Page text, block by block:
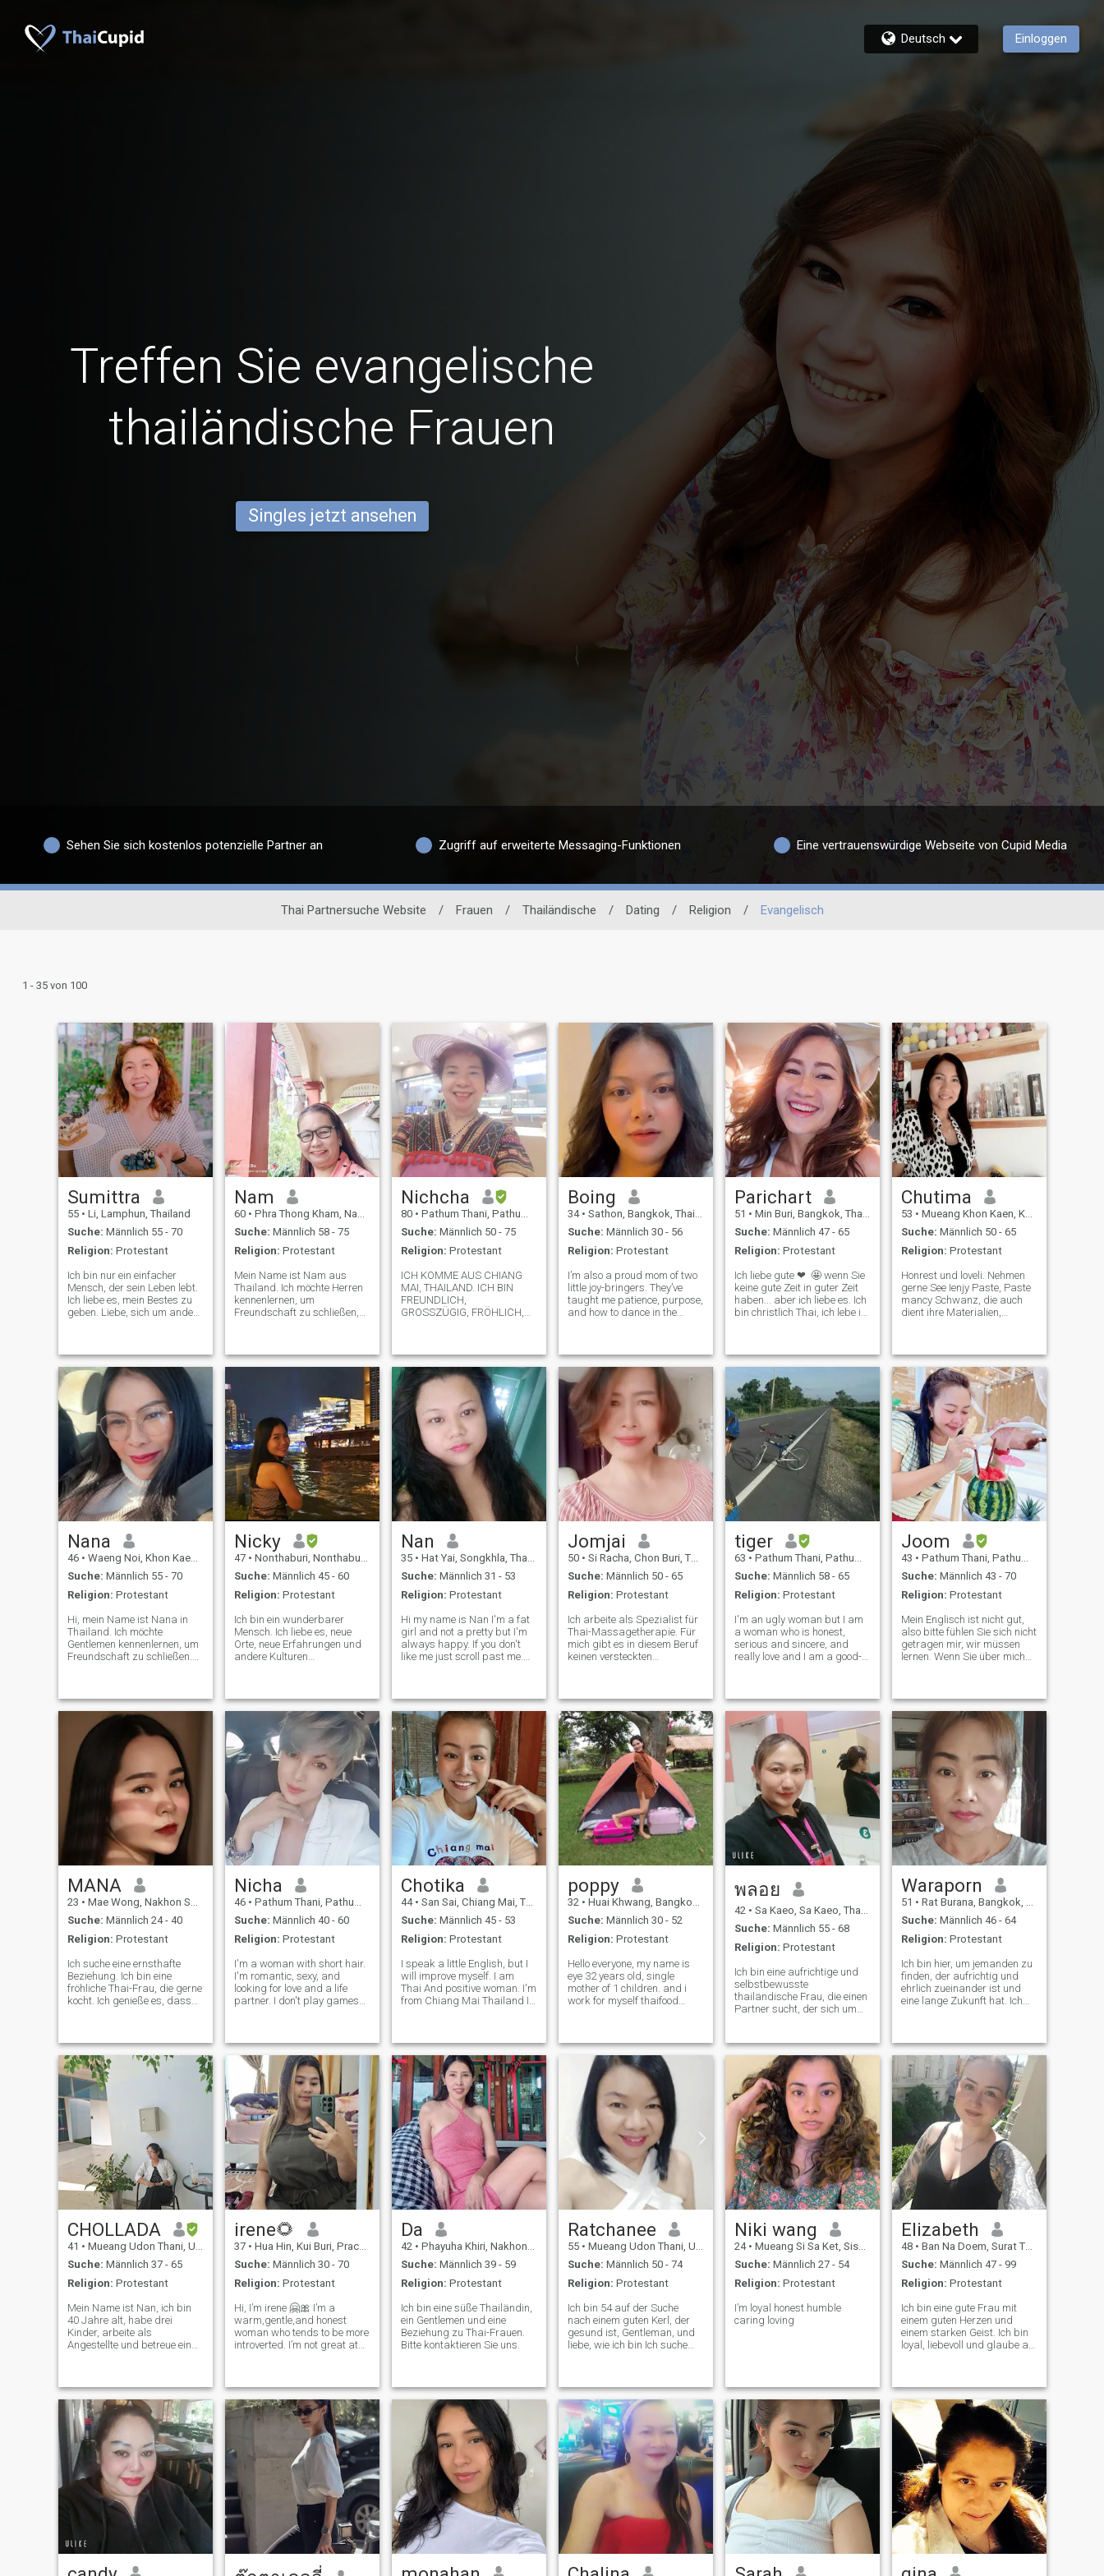
Deutsch Einloggen
Treffen Sie evangelische
thailändische Frauen
Singles jetzt ansehen
Sehen Sie sich kostenlos potenzielle Partner an Zugriff auf erweiterte Messaging-Funktionen Eine vertrauenswürdige Webseite von Cupid Media
Thai Partnersuche Website / Frauen / Thailändische / Dating / Religion / Evangelisch
1 - 35 von 100
Sumittra
55 • Li, Lamphun, Thailand
Suche: Männlich 55 - 70
Religion: Protestant
Ich bin nur ein einfacher
Mensch, der sein Leben lebt.
Ich liebe es, mein Bestes zu
geben. Liebe, sich um andere
liebt es, in der Natur zu
wandern, zu lesen, zu
kochen, Gartenarbeit zu
machen, Filme, Musik, Kunst
und Handwerk zu machen.
Nam
60 • Phra Thong Kham, Nakhon Ratchasima, Thailand
Suche: Männlich 58 - 75
Religion: Protestant
Mein Name ist Nam aus
Thailand. Ich möchte Herren
kennenlernen, um
Freundschaft zu schließen,
thailändische Frau, die süß,
sanft und verständnisvoll ist.
Nichcha
80 • Pathum Thani, Pathum Thani, Thailand
Suche: Männlich 50 - 75
Religion: Protestant
ICH KOMME AUS CHIANG
MAI, THAILAND. ICH BIN
FREUNDLICH,
GROSSZÜGIG, FRÖHLICH,
MENSCH UND ICH SEHEN
JÜNGER AUS ALS MEIN
RICHTIGES ALTER. ICH
LEHRE GERN, SINGE UND
TANZTE UND FREUE MICH,
MIT DIR ZUSAMMEN ZU
SEIN. ICH LÄCHLE IMMER.
Boing
34 • Sathon, Bangkok, Thailand
Suche: Männlich 30 - 56
Religion: Protestant
I’m also a proud mom of two
little joy-bringers. They’ve
taught me patience, purpose,
and how to dance in the
commitment, loves from the
inside out, and knows that
real connection sta
Parichart
51 • Min Buri, Bangkok, Thailand
Suche: Männlich 47 - 65
Religion: Protestant
Ich liebe gute ❤ ️ 🤩 wenn Sie
keine gute Zeit in guter Zeit
haben... aber ich liebe es. Ich
bin christlich Thai, ich lebe in
gebildet und liebe, einfach
und einfach und geehrt. ❤ ️,
bitte lass mir eine Schlange,
wir gehen zusammen zur
Kirche, Gott liebt dich, wie ich
dich liebe.
Chutima
53 • Mueang Khon Kaen, Khon Kaen, Thailand
Suche: Männlich 50 - 65
Religion: Protestant
Honrest und loveli. Nehmen
gerne See Ienjy Paste, Paste
mancy Schwanz, die auch
dient ihre Materialien,
spendet. Ich enjorotic Musik
und ich mancy i manac i
mantimanac i Jäger, Angeln,
Einkaufen.
Nana
46 • Waeng Noi, Khon Kaen, Thailand
Suche: Männlich 55 - 70
Religion: Protestant
Hi, mein Name ist Nana in
Thailand. Ich möchte
Gentlemen kennenlernen, um
Freundschaft zu schließen.
thailändische Frau, die süß,
sanft und verständnisvoll ist.
Wenn du daran interessiert
bist, mich kennenzulernen
und eine Beziehung mit einer
fürsorglichen thailändischen
Frau zu entwickeln. Bitte
fühlen Sie sich frei zu
kontaktieren. Ich danke
Ihnen.
Nicky
47 • Nonthaburi, Nonthaburi, Thailand
Suche: Männlich 45 - 60
Religion: Protestant
Ich bin ein wunderbarer
Mensch. Ich liebe es, neue
Orte, neue Erfahrungen und
andere Kulturen
unterwegs, Reise, Musik höre
und Zeit mit meinem Freund
und meiner Familie.
Nan
35 • Hat Yai, Songkhla, Thailand
Suche: Männlich 31 - 53
Religion: Protestant
Hi my name is Nan I'm a fat
girl and not a pretty but I'm
always happy. If you don't
like me just scroll past me.
other, and be mature. I don't
care if you're rich or poor
Jomjai
50 • Si Racha, Chon Buri, Thailand
Suche: Männlich 50 - 65
Religion: Protestant
Ich arbeite als Spezialist für
Thai-Massagetherapie. Für
mich gibt es in diesem Beruf
keinen versteckten
und geehrt in meiner
Karriere, indem ich diesen
Beruf zur Behandlung und
Beratung von Patienten
nutze. So sehr ändert sich
meine Persönlichkeit und
mein Charakter je nach
Person, der ich begegne.
Vielen Dank, dass Sie mein
Profil besucht und meine
Nachrichten gelesen haben.
tiger
63 • Pathum Thani, Pathum Thani, Thailand
Suche: Männlich 58 - 65
Religion: Protestant
I'm an ugly woman but I am
a woman who is honest,
serious and sincere, and
really love and I am a good-
my lover in a natural
atmosphere. and i am
christian
Joom
43 • Pathum Thani, Pathum Thani, Thailand
Suche: Männlich 43 - 70
Religion: Protestant
Mein Englisch ist nicht gut,
also bitte fühlen Sie sich nicht
getragen mir, wir müssen
lernen. Wenn Sie über mich
Glücksspiel aber ich habe
Vertrauen und Gürtel, die
wahre Liebe ist Ich Gürtel
und kann mich über meinen
Rücken finden Suhate hier,
aber jeder Weg auf der
Landing-Website zu sein
und neue Menschen meine
Erfahrungen zu teilen und
gemeinsam ist, dass meiner
eigenen Erfahrungen Wissen
Sie ? Profil und Maximierung,
um mich besser
kennenzulernen Fühlen Sie
sich frei, mir eine Nachricht
zu senden, die ich answeer
bitte und ich freue mich, bald
mit Ihnen zu sprechen.
MANA
23 • Mae Wong, Nakhon Sawan, Thailand
Suche: Männlich 24 - 40
Religion: Protestant
Ich suche eine ernsthafte
Beziehung. Ich bin eine
fröhliche Thai-Frau, die gerne
kocht. Ich genieße es, dass
in einer Beziehung. Ich suche
einen ernsthaften Partner,
der Liebe, Vertrauen und ein
wenig Romantik im Alltag
schätzt.
Nicha
46 • Pathum Thani, Pathum Thani, Thailand
Suche: Männlich 40 - 60
Religion: Protestant
I'm a woman with short hair.
I'm romantic, sexy, and
looking for love and a life
partner. I don't play games
Chotika
44 • San Sai, Chiang Mai, Thailand
Suche: Männlich 45 - 53
Religion: Protestant
I speak a little English, but I
will improve myself. I am
Thai And positive woman. I'm
from Chiang Mai Thailand I
I am clear, cheerful, bright,
funny, like to take pict
poppy
32 • Huai Khwang, Bangkok, Thailand
Suche: Männlich 30 - 52
Religion: Protestant
Hello everyone, my name is
eye 32 years old, single
mother of 1 children. and i
work for myself thaifood
a loyal woman, not a
playboy, a good housewife. If
any m
พลอย
42 • Sa Kaeo, Sa Kaeo, Thailand
Suche: Männlich 55 - 68
Religion: Protestant
Ich bin eine aufrichtige und
selbstbewusste
thailändische Frau, die einen
Partner sucht, der sich um
Hauptaufgabe eines
Mannes ist, den Menschen
zu unterstützen, die er liebt.
Waraporn
51 • Rat Burana, Bangkok, Thailand
Suche: Männlich 46 - 64
Religion: Protestant
Ich bin hier, um jemanden zu
finden, der aufrichtig und
ehrlich zueinander ist und
eine lange Zukunft hat. Ich
glaube, es gibt immer noch
einige Leute. Ich rede nicht
gern über Sex, und danke,
manche Leute lesen meine
Nachrichten.
CHOLLADA
41 • Mueang Udon Thani, Udon Thani, Thailand
Suche: Männlich 37 - 65
Religion: Protestant
Mein Name ist Nan, ich bin
40 Jahre alt, habe drei
Kinder, arbeite als
Angestellte und betreue ein
möchte, und es gibt nichts
Schlechtes. Ich will nicht
schlafen oder mir sagen,
was ich falsch gemacht
habe.
irene🌻
37 • Hua Hin, Kui Buri, Prachuap Khiri Khan, Thailand
Suche: Männlich 30 - 70
Religion: Protestant
Hi, I’m irene 🤗🎀 I’m a
warm,gentle,and honest
woman who tends to be more
introverted. I’m not great at
communicate with care.🤝
My English is very basic. 🥹
That’s why patienc
Da
42 • Phayuha Khiri, Nakhon Sawan, Thailand
Suche: Männlich 39 - 59
Religion: Protestant
Ich bin eine süße Thailändin,
ein Gentlemen und eine
Beziehung zu Thai-Frauen.
Bitte kontaktieren Sie uns.
Ratchanee
55 • Mueang Udon Thani, Udon Thani, Thailand
Suche: Männlich 50 - 74
Religion: Protestant
Ich bin 54 auf der Suche
nach einem guten Kerl, der
gesund ist, Gentleman, und
liebe, wie ich bin Ich suche
kein Spieler. Ich trinke,
rauche nicht und spiele kein
Glücksspiel. Ich bin einfach
ein einfacher Mensch, der
allen Menschen hilft,
humaner, milder,
Barmherzigkeit gegenüber
Menschen und Tieren. Ich
suche nicht nach einem
Mann, der mit mir am
meisten zusammen ist. Ich
bin so glücklich, Comics zu
lesen, weshalb ich einen
guten Sinn für Humor habe.
Ich gehe auch gerne am
Niki wang
24 • Mueang Si Sa Ket, Sisaket, Thailand
Suche: Männlich 27 - 54
Religion: Protestant
I’m loyal honest humble
caring loving
Elizabeth
48 • Ban Na Doem, Surat Thani, Thailand
Suche: Männlich 47 - 99
Religion: Protestant
Ich bin eine gute Frau mit
einem guten Herzen und
einem starken Geist. Ich bin
loyal, liebevoll und glaube an
kenne auch den Wert von
Demut und Lachen. Das
Leben war nicht immer
einfach, aber es hat mich
noch liebevoller und
geerdeter gemacht. Ja, ich
habe Tattoos, aber sie
definieren mich nicht. Sie
haben jeweils eine
Geschichte, einen Grund, eine
Erinnerung. Sie machen mich
nicht zu einem schlechten
Menschen. Ich bin nicht hier,
um beurteilt zu werden,
sondern um verstanden und